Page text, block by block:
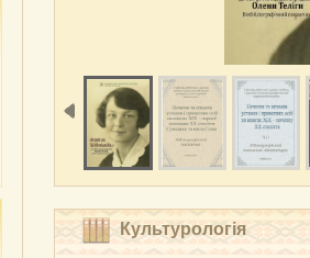
Культурологія